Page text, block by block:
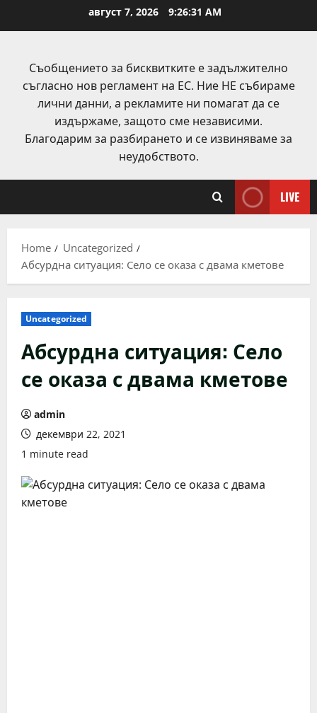
август 7, 2026 9:26:32 AM
Съобщението за бисквитките е задължително
съгласно нов регламент на ЕС. Ние НЕ събираме
лични данни, а рекламите ни помагат да се
издържаме, защото сме независими.
Благодарим за разбирането и се извиняваме за
неудобството.
LIVE
Home
Uncategorized
Абсурдна ситуация: Село се оказа с двама кметове
Uncategorized
Абсурдна ситуация: Село
се оказа с двама кметове
admin
декември 22, 2021
1 minute read